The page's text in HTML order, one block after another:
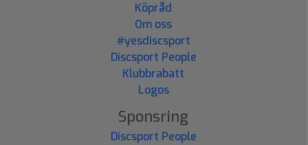
Köpråd
Om oss
#yesdiscsport
Discsport People
Klubbrabatt
Logos
Sponsring
Discsport People